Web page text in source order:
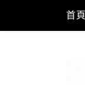
content
首頁